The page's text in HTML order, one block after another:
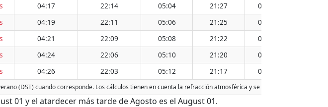
04:17 22:14 05:04 21:27 05:47
04:19 22:11 05:06 21:25 05:48
04:21 22:09 05:08 21:22 05:50
04:24 22:06 05:10 21:20 05:52
04:26 22:03 05:12 21:17 05:53
(DST) cuando corresponde. Los cálculos tienen en cuenta la refracción atmosférica y se basan en el
01 y el atardecer más tarde de Agosto es el August 01.